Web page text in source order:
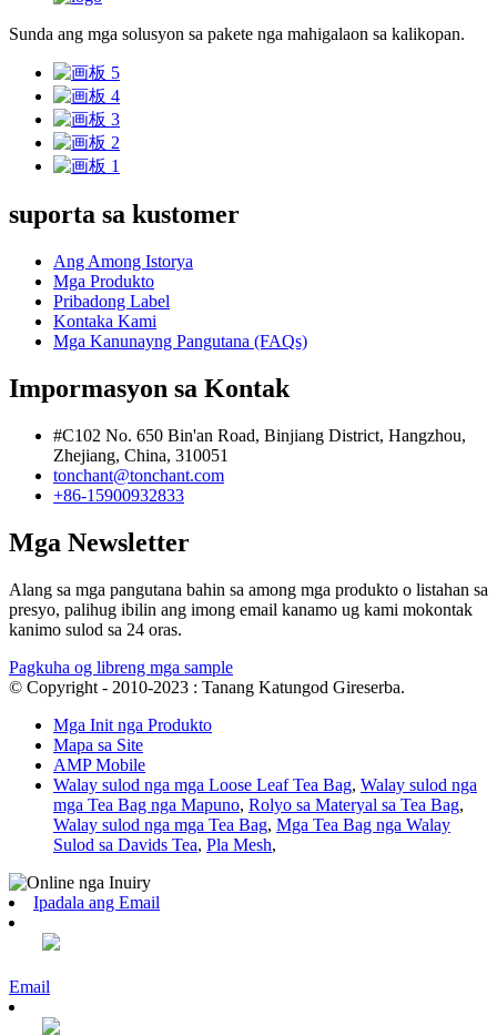
Sunda ang mga solusyon sa pakete nga mahigalaon sa kalikopan.
suporta sa kustomer
Ang Among Istorya
Mga Produkto
Pribadong Label
Kontaka Kami
Mga Kanunayng Pangutana (FAQs)
Impormasyon sa Kontak
#C102 No. 650 Bin'an Road, Binjiang District, Hangzhou,
Zhejiang, China, 310051
tonchant@tonchant.com
+86-15900932833
Mga Newsletter
Alang sa mga pangutana bahin sa among mga produkto o listahan sa
presyo, palihug ibilin ang imong email kanamo ug kami mokontak
kanimo sulod sa 24 oras.
Pagkuha og libreng mga sample
© Copyright - 2010-2023 : Tanang Katungod Gireserba.
Mga Init nga Produkto
Mapa sa Site
AMP Mobile
Walay sulod nga mga Loose Leaf Tea Bag, Walay sulod nga
mga Tea Bag nga Mapuno, Rolyo sa Materyal sa Tea Bag,
Walay sulod nga mga Tea Bag, Mga Tea Bag nga Walay
Sulod sa Davids Tea, Pla Mesh,
Ipadala ang Email
Email